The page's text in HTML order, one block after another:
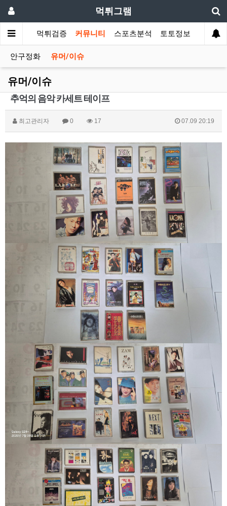
먹튀그램
먹튀검증 커뮤니티 스포츠분석 토토정보
안구정화 유머/이슈
유머/이슈
추억의 음악 카세트 테이프
최고관리자 0 17 07.09 20:19